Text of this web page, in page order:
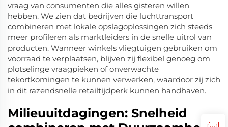
vraag van consumenten die alles gisteren willen
hebben. We zien dat bedrijven die luchttransport
combineren met lokale opslagoplossingen zich steeds
meer profileren als marktleiders in de snelle uitrol van
producten. Wanneer winkels vliegtuigen gebruiken om
voorraad te verplaatsen, blijven zij flexibel genoeg om
plotselinge vraagpieken of onverwachte
tekortkomingen te kunnen verwerken, waardoor zij zich
in dit razendsnelle retailtijdperk kunnen handhaven.
Milieuuitdagingen: Snelheid